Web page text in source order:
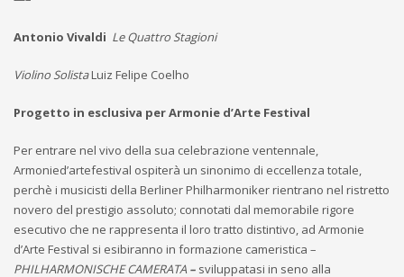
Antonio Vivaldi Le Quattro Stagioni
Violino SolistaLuiz Felipe Coelho
Progetto in esclusiva per Armonie d’Arte Festival
Per entrare nel vivo della sua celebrazione ventennale,
Armonied’artefestival ospiterà un sinonimo di eccellenza totale,
perchè i musicisti della Berliner Philharmoniker rientrano nel ristretto
novero del prestigio assoluto; connotati dal memorabile rigore
esecutivo che ne rappresenta il loro tratto distintivo, ad Armonie
d’Arte Festival si esibiranno in formazione cameristica –
PHILHARMONISCHE CAMERATA – sviluppatasi in seno alla